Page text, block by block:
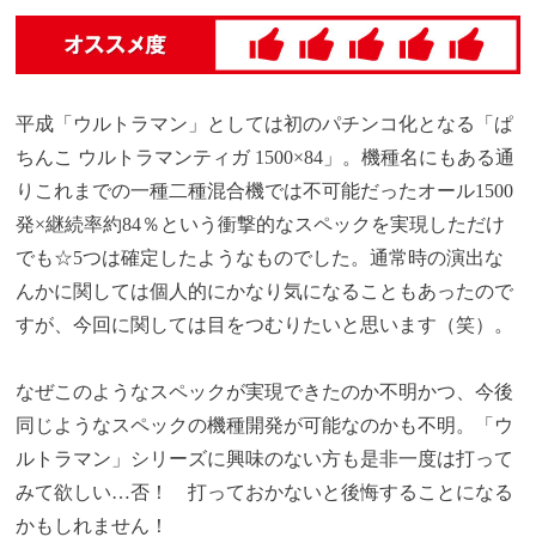
平成「ウルトラマン」としては初のパチンコ化となる「ぱ
ちんこ ウルトラマンティガ 1500×84」。機種名にもある通
りこれまでの一種二種混合機では不可能だったオール1500
発×継続率約84％という衝撃的なスペックを実現しただけ
でも☆5つは確定したようなものでした。通常時の演出な
んかに関しては個人的にかなり気になることもあったので
すが、今回に関しては目をつむりたいと思います（笑）。
なぜこのようなスペックが実現できたのか不明かつ、今後
同じようなスペックの機種開発が可能なのかも不明。「ウ
ルトラマン」シリーズに興味のない方も是非一度は打って
みて欲しい…否！ 打っておかないと後悔することになる
かもしれません！